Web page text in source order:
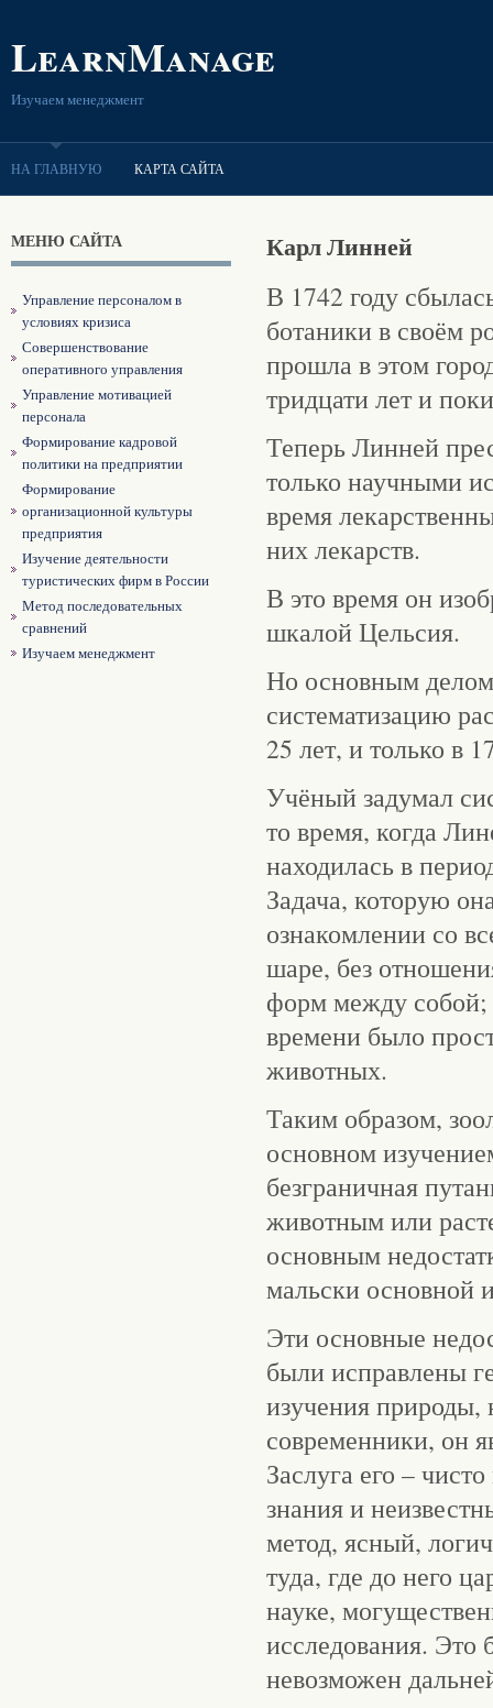
LearnManage
Изучаем менеджмент
НА ГЛАВНУЮ КАРТА САЙТА
МЕНЮ САЙТА
Управление персоналом в
условиях кризиса
Совершенствование
оперативного управления
Управление мотивацией
персонала
Формирование кадровой
политики на предприятии
Формирование
организационной культуры
предприятия
Изучение деятельности
туристических фирм в России
Метод последовательных
сравнений
Изучаем менеджмент
Карл Линней
В 1742 году
ботаники в своём
прошла в этом
тридцати лет и
Теперь Линней
только научными
время
них лекарств.
В это время он
шкалой Цельсия.
Но основным
систематизацию
25 лет, и только в
Учёный задумал
то время, когда
находилась в
Задача, которую
ознакомлении со
шаре, без
форм между собой;
времени было
животных.
Таким образом,
основном
безграничная
животным или
основным
мальски основной
Эти основные
были исправлены
изучения природы,
современники, он
Заслуга его –
знания и
метод, ясный,
туда, где до него
науке,
исследования. Это
невозможен